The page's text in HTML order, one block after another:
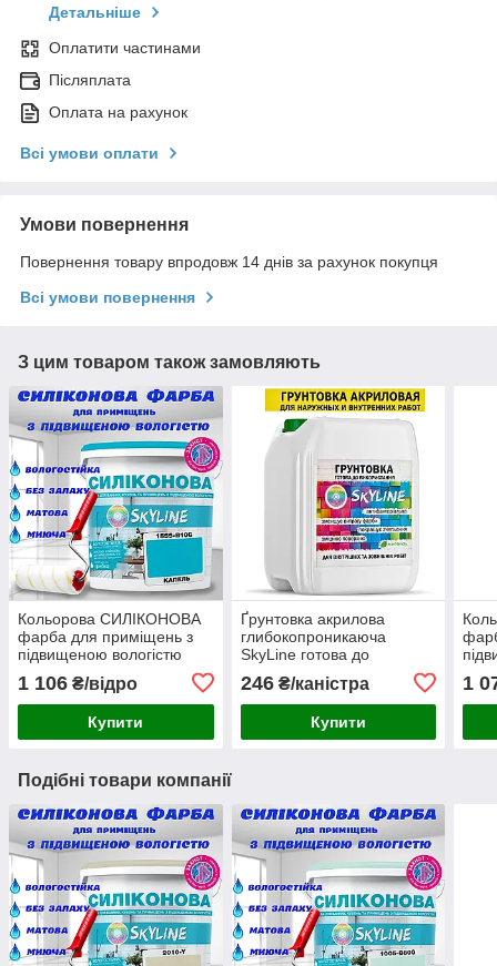
Детальніше
Оплатити частинами
Післяплата
Оплата на рахунок
Всі умови оплати
Умови повернення
Повернення товару впродовж 14 днів за рахунок покупця
Всі умови повернення
З цим товаром також замовляють
Кольорова СИЛІКОНОВА
фарба для приміщень з
підвищеною вологістю
матова емаль SkyLine
Капель 3 л
1 106 ₴/відро
Купити
Ґрунтовка акрилова
глибокопроникаюча
SkyLine готова до
246₴/каністра
Купити
1
Подібні товари компанії